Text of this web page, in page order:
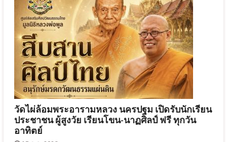
วัดไผ่ล้อมพระอารามหลวง นครปฐม เปิดรับนักเรียน
ประชาชน ผู้สูงวัย เรียนโขน-นาฏศิลป์ ฟรี ทุกวัน
อาทิตย์